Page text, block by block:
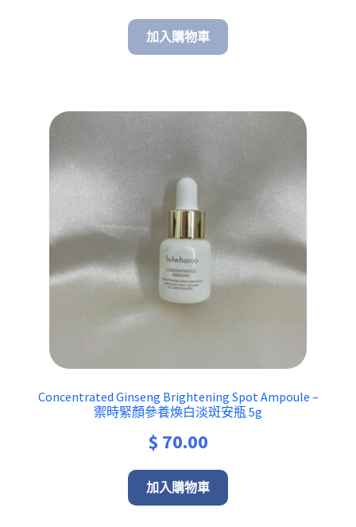
加入購物車
Concentrated Ginseng Brightening Spot Ampoule –
禦時緊顏參養煥白淡斑安瓶 5g
$ 70.00
加入購物車